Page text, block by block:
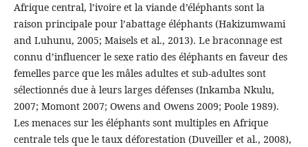
Afrique central, l’ivoire et la viande d’éléphants sont la
raison principale pour l’abattage éléphants (Hakizumwami
and Luhunu, 2005; Maisels et al., 2013). Le braconnage est
connu d’influencer le sexe ratio des éléphants en faveur des
femelles parce que les mâles adultes et sub-adultes sont
sélectionnés due à leurs larges défenses (Inkamba Nkulu,
2007; Momont 2007; Owens and Owens 2009; Poole 1989).
Les menaces sur les éléphants sont multiples en Afrique
centrale tels que le taux déforestation (Duveiller et al., 2008),